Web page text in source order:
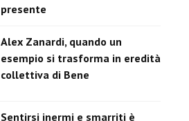
presente
Alex Zanardi, quando un
esempio si trasforma in eredità
collettiva di Bene
Sentirsi inermi e smarriti è